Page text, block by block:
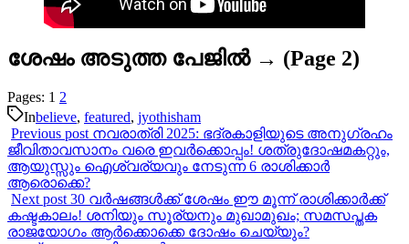
ശേഷം അടുത്ത പേജിൽ → (Page 2)
Pages: 1 2
Inbelieve, featured, jyothisham
Previous post നവരാത്രി 2025: ഭദ്രകാളിയുടെ അനുഗ്രഹം
ജീവിതാവസാനം വരെ ഇവര്‍ക്കൊപ്പം! ശത്രുദോഷമകറ്റും,
ആയുസ്സും ഐശ്വര്യവും നേടുന്ന 6 രാശിക്കാർ
ആരൊക്കെ?
Next post 30 വർഷങ്ങൾക്ക് ശേഷം ഈ മൂന്ന് രാശിക്കാർക്ക്
കഷ്ടകാലം! ശനിയും സൂര്യനും മുഖാമുഖം; സമസപ്തക
രാജയോഗം ആർക്കൊക്കെ ദോഷം ചെയ്യും?